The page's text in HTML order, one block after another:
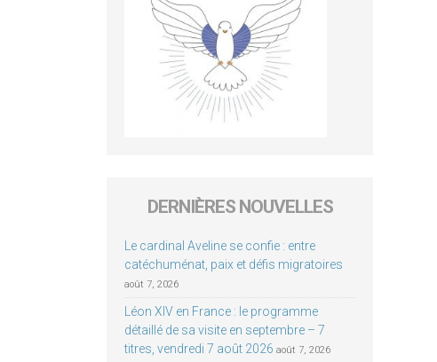
DERNIÈRES NOUVELLES
Le cardinal Aveline se confie : entre
catéchuménat, paix et défis migratoires
août 7, 2026
Léon XIV en France : le programme
détaillé de sa visite en septembre – 7
titres, vendredi 7 août 2026 août 7, 2026